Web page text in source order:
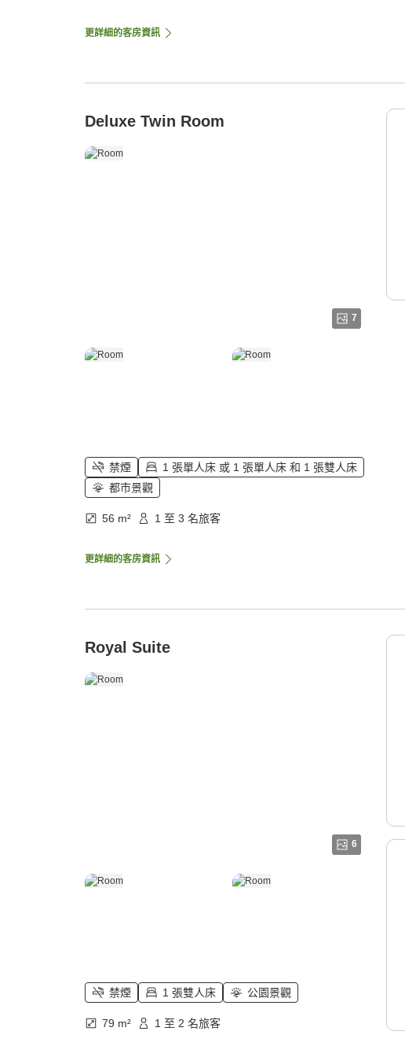
更詳細的客房資訊
Deluxe Twin Room
7
禁煙
1 張單人床 或 1 張單人床 和 1 張雙人床
都市景觀
56 m² 1 至 3 名旅客
更詳細的客房資訊
Royal Suite
6
禁煙 1 張雙人床 公園景觀
79 m² 1 至 2 名旅客